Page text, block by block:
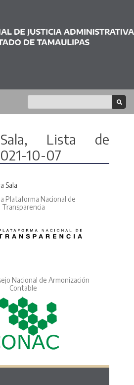
Lista de
10-07
Sala
Plataforma Nacional de
Transparencia
Nacional de Armonización
Contable